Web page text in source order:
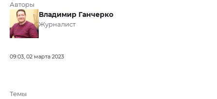
Авторы
Владимир Ганчерко
Журналист
09:03, 02 марта 2023
Темы